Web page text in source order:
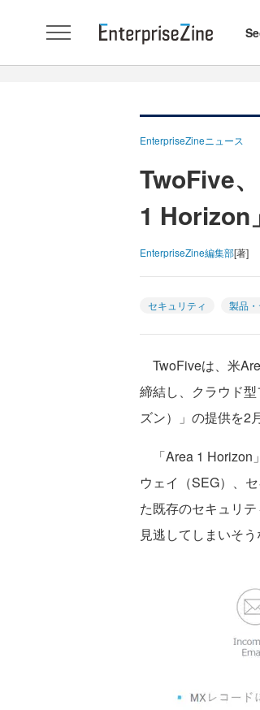
EnterpriseZineニュース
TwoFive
1 Horizon
EnterpriseZine編集部[著]
セキュリティ 製品
TwoFiveは、米
締結し、クラウド
ズン）」の提供を2
「Area 1 Horizon
ウェイ（SEG）、
た既存のセキュリ
見逃してしまいそ